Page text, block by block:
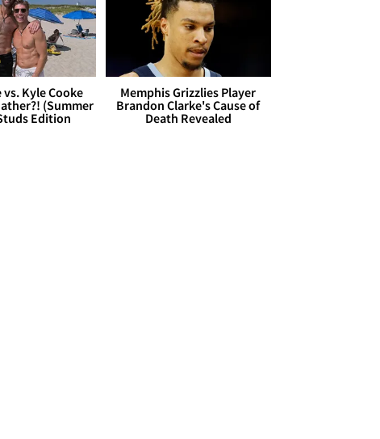
vs. Kyle Cooke
(Summer
Edition
Memphis Grizzlies Player
Brandon Clarke's Cause of
Death Revealed